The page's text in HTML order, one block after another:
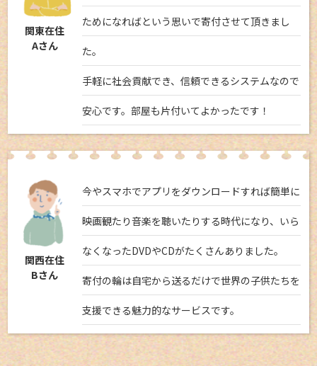
関東在住
Aさん
ためになればという思いで寄付させて頂きまし
た。
手軽に社会貢献でき、信頼できるシステムなので
安心です。部屋も片付いてよかったです！
関西在住
Bさん
今やスマホでアプリをダウンロードすれば簡単に
映画観たり音楽を聴いたりする時代になり、いら
なくなったDVDやCDがたくさんありました。
寄付の輪は自宅から送るだけで世界の子供たちを
支援できる魅力的なサービスです。